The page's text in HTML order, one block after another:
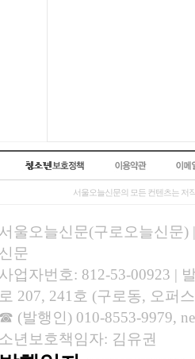
서울오늘신문의 모든 컨텐츠는 저
서울오늘신문(구로오늘신문)
신문
사업자번호: 812-53-00923 |
로 207, 241호 (구로동, 오퍼
☎ (발행인) 010-8553-9979,
소년보호책임자: 김유권